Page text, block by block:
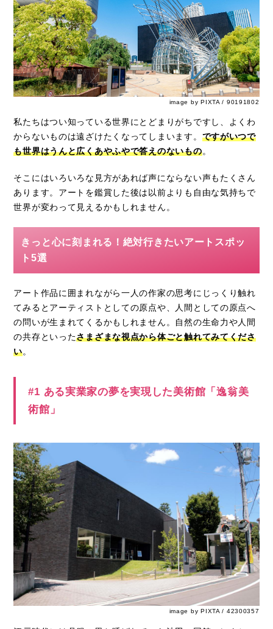
image by PIXTA / 90191802
私たちはつい知っている世界にとどまりがちですし、よくわ
からないものは遠ざけたくなってしまいます。 ですがいつで
も世界はうんと広くあやふやで答えのないもの。
そこにはいろいろな見方があれば声にならない声もたくさん
あります。アートを鑑賞した後は以前よりも自由な気持ちで
世界が変わって見えるかもしれません。
きっと心に刻まれる！絶対行きたいアートスポッ
ト5選
アート作品に囲まれながら一人の作家の思考にじっくり触れ
てみるとアーティストとしての原点や、人間としての原点へ
の問いが生まれてくるかもしれません。自然の生命力や人間
の共存といったさまざまな視点から体ごと触れてみてくださ
い。
#1 ある実業家の夢を実現した美術館「逸翁美
術館」
image by PIXTA / 42300357